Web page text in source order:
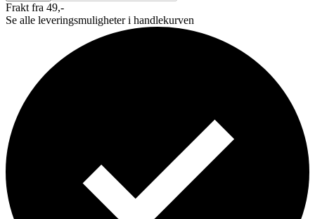
Frakt fra 49,-
Se alle leveringsmuligheter i handlekurven